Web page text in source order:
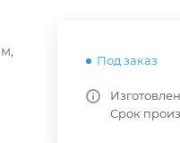
Под заказ
Срок